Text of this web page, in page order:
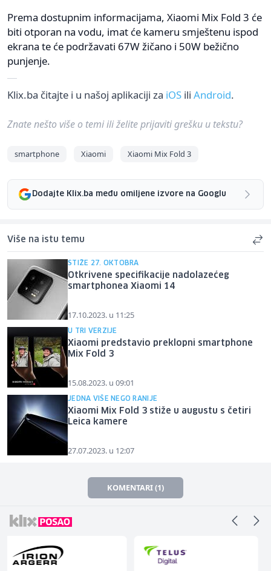
Prema dostupnim informacijama, Xiaomi Mix Fold 3 će
biti otporan na vodu, imat će kameru smještenu ispod
ekrana te će podržavati 67W žičano i 50W bežično
punjenje.
Klix.ba čitajte i u našoj aplikaciji za iOS ili Android.
Znate nešto više o temi ili želite prijaviti grešku u tekstu?
smartphone Xiaomi Xiaomi Mix Fold 3
Dodajte Klix.ba među omiljene izvore na Googlu
Više na istu temu
STIŽE 27. OKTOBRA
Otkrivene specifikacije nadolazećeg
smartphonea Xiaomi 14
17.10.2023. u 11:25
U TRI VERZIJE
Xiaomi predstavio preklopni smartphone
Mix Fold 3
15.08.2023. u 09:01
JEDNA VIŠE NEGO RANIJE
Xiaomi Mix Fold 3 stiže u augustu s četiri
Leica kamere
27.07.2023. u 12:07
KOMENTARI (1)